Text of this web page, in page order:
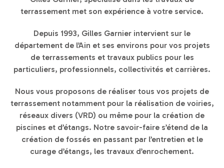
terrassement met son expérience à votre service.
Depuis 1993, Gilles Garnier intervient sur le
département de l’Ain et ses environs pour vos projets
de terrassements et travaux publics pour les
particuliers, professionnels, collectivités et carrières.
Nous vous proposons de réaliser tous vos projets de
terrassement notamment pour la réalisation de voiries,
réseaux divers (VRD) ou même pour la création de
piscines et d’étangs. Notre savoir-faire s’étend de la
création de fossés en passant par l’entretien et le
curage d’étangs, les travaux d’enrochement.